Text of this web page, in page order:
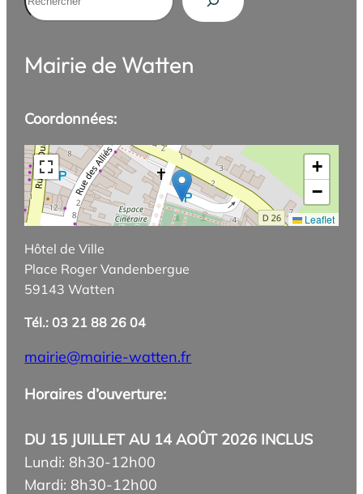
Mairie de Watten
Coordonnées:
+
−
Leaflet
Hôtel de Ville
Place Roger Vandenbergue
59143 Watten
Tél.: 03 21 88 26 04
mairie@mairie-watten.fr
Horaires d’ouverture:
DU 15 JUILLET AU 14 AOÛT 2026 INCLUS
Lundi: 8h30-12h00
Mardi: 8h30-12h00